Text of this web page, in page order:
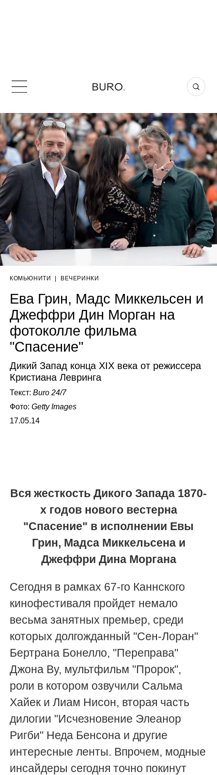
КОМЬЮНИТИ | ВЕЧЕРИНКИ
Ева Грин, Мадс Миккельсен и
Джеффри Дин Морган на
фотоколле фильма
"Спасение"
Дикий Запад конца XIX века от режиссера
Кристиана Левринга
Текст: Buro 24/7
Фото: Getty Images
17.05.14
Вся жесткость Дикого Запада 1870-
х годов нового вестерна
"Спасение" в исполнении Евы
Грин, Мадса Миккельсена и
Джеффри Дина Моргана
Сегодня в рамках 67-го Каннского
кинофестиваля пройдет немало
весьма занятных премьер, среди
которых долгожданный "Сен-Лоран"
Бертрана Бонелло, "Переправа"
Джона Ву, мультфильм "Пророк",
роли в котором озвучили Сальма
Хайек и Лиам Нисон, вторая часть
дилогии "Исчезновение Элеанор
Ригби" Неда Бенсона и другие
интересные ленты. Впрочем, модные
инсайдеры сегодня точно покинут